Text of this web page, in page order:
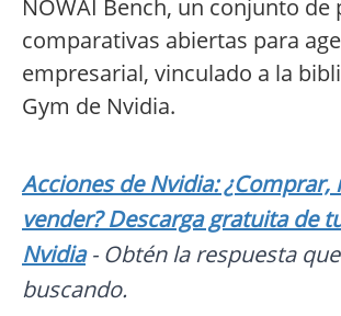
NOWAI Bench, un conjunto de
comparativas abiertas para
empresarial, vinculado a la
Gym de Nvidia.
Acciones de Nvidia:
vender? Descarga gratuita de
Nvidia- Obtén la respuesta
buscando.